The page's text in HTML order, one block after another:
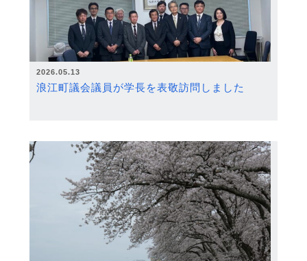
2026.05.13
浪江町議会議員が学長を表敬訪問しました